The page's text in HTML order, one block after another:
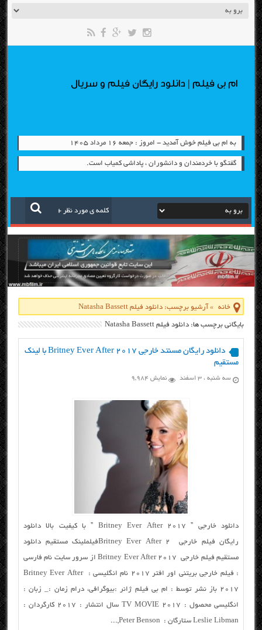
ام بی فیلم | دانلود رایگان فیلم و سریال
به ام بی فیلم خوش آمدید - امروز : جمعه ۱۶ مرداد ۱۴۰۵
گفتگو با خردمندان و دانشوران ، پاداشی کمیاب است.
خانه » آرشیو برچسب: دانلود فیلم Natasha Bassett
بایگانی برچسب ها: دانلود فیلم Natasha Bassett
دانلود رایگان مسنتد خارجی Britney Ever After 2017 با لینک
مستقیم
سه شنبه ، ۳ اسفند نمایش 9,984
دانلود خارجی ” Britney Ever After 2017 ” با کیفیت بالا دانلود
رایگان فیلم خارجی Britney Ever After 2فیلملینک مستقیم دانلود
مستقیم فیلم خارجی Britney Ever After 2017 از سرور سایت نام فارسی
: فیلم خارجی بریتنی اور افتر ۲۰۱۷ نام انگلیسی : Britney Ever After
2017 باز نشر توسط : ام بی فیلم ژانر :بیوگرافی، درام زمان :_ زبان :
انگلیسی محصول : TV MOVIE 2017 سال انتشار : ۲۰۱۷ کارگردان :
Leslie Libman ستارگان : Peter Benson,...